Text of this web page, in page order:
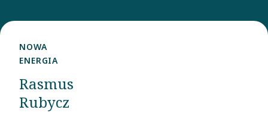
NOWA
ENERGIA
Rasmus
Rubycz